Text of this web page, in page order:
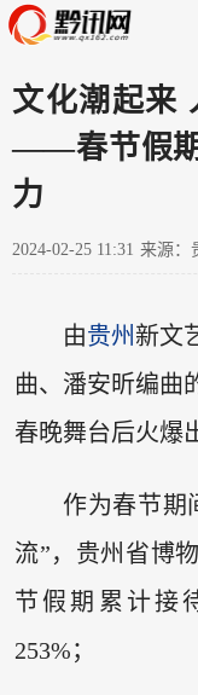
文化潮起来
——春节假期
力
2024-02-25 11:31 来源：
由贵州 新文
曲、潘安昕编曲
春晚舞台后火爆
作为春节期
流”，贵州省博
节假期累计接
253%；